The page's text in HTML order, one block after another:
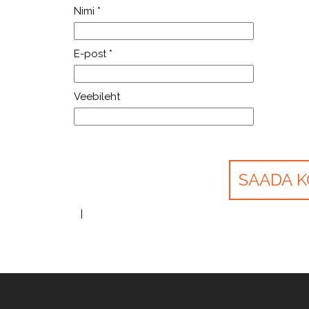
Nimi *
E-post *
Veebileht